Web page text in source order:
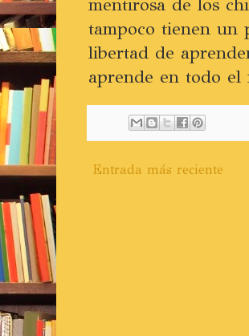
tampoco tienen un
libertad de
aprende en todo el
Entrada más reciente